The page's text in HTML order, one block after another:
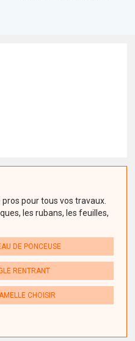
pour tous vos travaux.
les rubans, les feuilles,
DE PONCEUSE
RENTRANT
CHOISIR